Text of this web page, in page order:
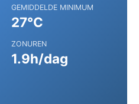
GEMIDDELDE MINIMUM
27°C
ZONUREN
1.9h/dag